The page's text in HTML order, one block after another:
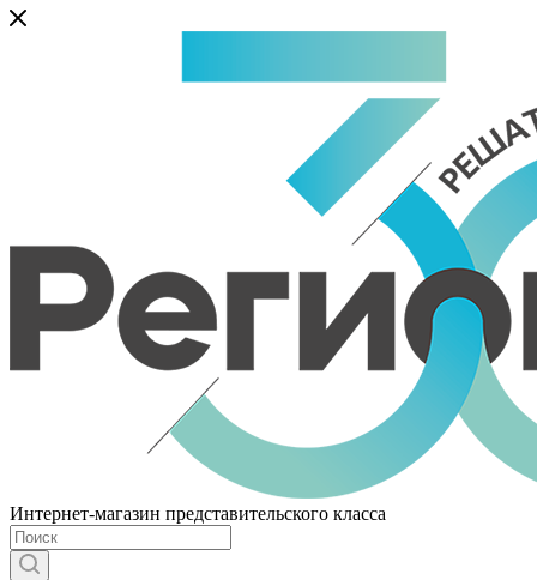
Интернет-магазин представительского класса